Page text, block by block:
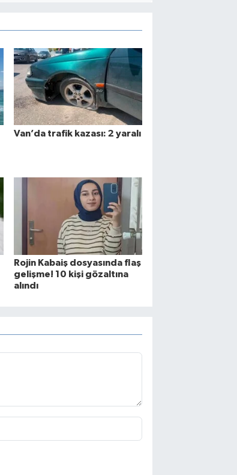
Van’da trafik kazası: 2 yaralı
Rojin Kabaiş dosyasında flaş
gelişme! 10 kişi gözaltına
alındı